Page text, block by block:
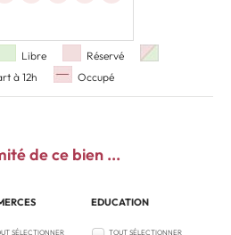
Libre
Réservé
à 12h
Occupé
de ce bien ...
SÉLECTIONNER
EDUCATION
TOUT SÉLECTIONNER